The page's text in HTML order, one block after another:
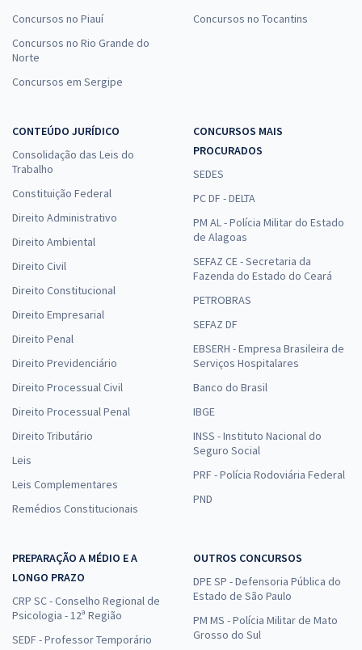
Concursos no Piauí
Concursos no Rio Grande do
Norte
Concursos em Sergipe
Concursos no Tocantins
CONTEÚDO JURÍDICO
Consolidação das Leis do
Trabalho
Constituição Federal
Direito Administrativo
Direito Ambiental
Direito Civil
Direito Constitucional
Direito Empresarial
Direito Penal
Direito Previdenciário
Direito Processual Civil
Direito Processual Penal
Direito Tributário
Leis
Leis Complementares
Remédios Constitucionais
CONCURSOS MAIS
PROCURADOS
SEDES
PC DF - DELTA
PM AL - Polícia Militar do Estado
de Alagoas
SEFAZ CE - Secretaria da
Fazenda do Estado do Ceará
PETROBRAS
SEFAZ DF
EBSERH - Empresa Brasileira de
Serviços Hospitalares
Banco do Brasil
IBGE
INSS - Instituto Nacional do
Seguro Social
PRF - Polícia Rodoviária Federal
PND
PREPARAÇÃO A MÉDIO E A
LONGO PRAZO
CRP SC - Conselho Regional de
Psicologia - 12ª Região
SEDF - Professor Temporário
OUTROS CONCURSOS
DPE SP - Defensoria Pública do
Estado de São Paulo
PM MS - Polícia Militar de Mato
Grosso do Sul